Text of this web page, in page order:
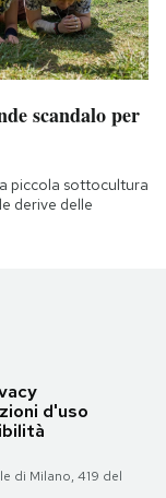
scandalo per
piccola sottocultura
derive delle
d'uso
di Milano, 419 del